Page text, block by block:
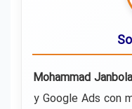
Mohammad
y Google Ads con